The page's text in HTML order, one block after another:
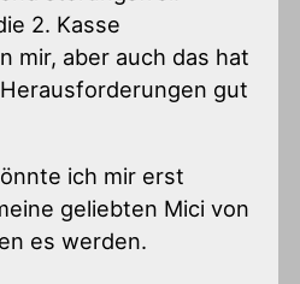
2. Kasse
mir, aber auch das hat
gut
ich mir erst
geliebten Mici von
es werden.